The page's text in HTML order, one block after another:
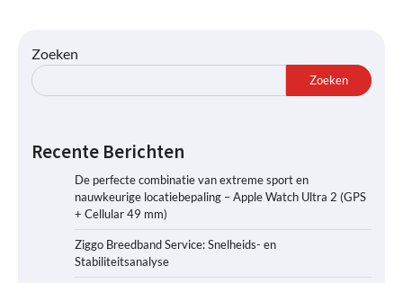
Zoeken
Zoeken
Recente Berichten
De perfecte combinatie van extreme sport en
nauwkeurige locatiebepaling – Apple Watch Ultra 2 (GPS
+ Cellular 49 mm)
Ziggo Breedband Service: Snelheids- en
Stabiliteitsanalyse